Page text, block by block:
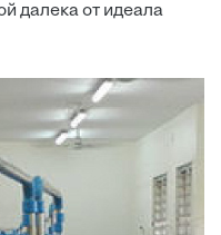
далека от идеала